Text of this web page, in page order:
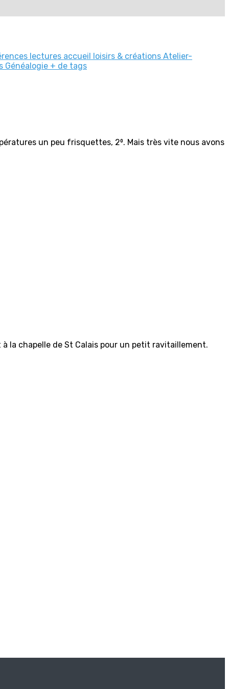
lectures accueil loisirs & créations Atelier-
Généalogie + de tags
un peu frisquettes, 2⁰. Mais très vite nous avons
la chapelle de St Calais pour un petit ravitaillement.